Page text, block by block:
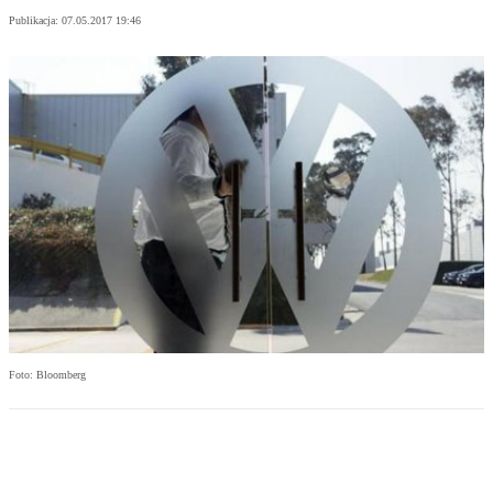
Publikacja: 07.05.2017 19:46
Foto: Bloomberg